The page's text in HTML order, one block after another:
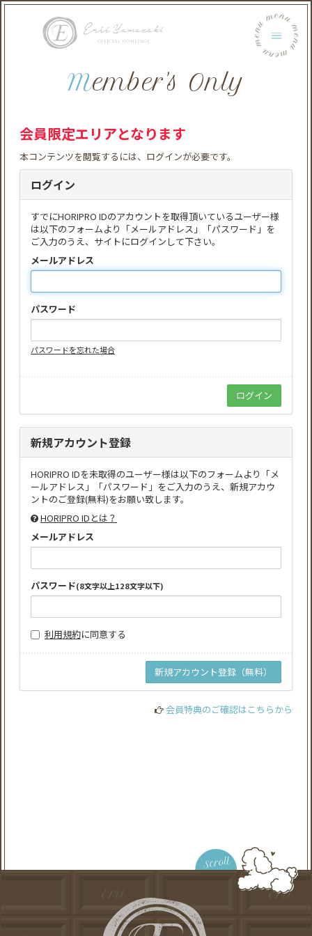
menu menu menu menu menu menu
Member's Only
会員限定エリアとなります
本コンテンツを閲覧するには、ログインが必要です。
ログイン
すでにHORIPRO IDのアカウントを取得頂いているユーザー様
は以下のフォームより「メールアドレス」「パスワード」を
ご入力のうえ、サイトにログインして下さい。
メールアドレス
パスワード
パスワードを忘れた場合
新規アカウント登録
HORIPRO IDを未取得のユーザー様は以下のフォームより「メ
ールアドレス」「パスワード」をご入力のうえ、新規アカウ
ントのご登録(無料)をお願い致します。
HORIPRO IDとは？
メールアドレス
パスワード(8文字以上128文字以下)
利用規約に同意する
会員特典のご確認はこちらから
Scroll